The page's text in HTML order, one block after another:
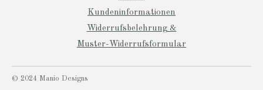
Kundeninformationen
Widerrufsbelehrung &
Muster-Widerrufsformular
© 2024 Manio Designs